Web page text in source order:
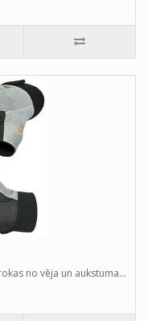
no vēja un aukstuma...